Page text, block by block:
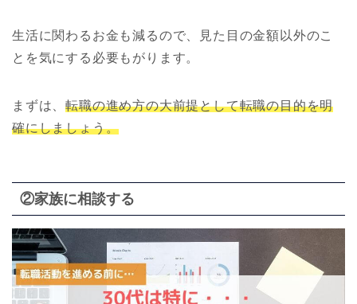
生活に関わるお金も減るので、見た目の金額以外のこ
とを気にする必要もがります。
まずは、転職の進め方の大前提として転職の目的を明
確にしましょう。
②家族に相談する